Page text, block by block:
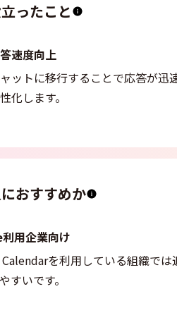
ったこと
速度向上
ットに移行することで応答が
化します。
おすすめか
用企業向け
を利用している組織で
すいです。